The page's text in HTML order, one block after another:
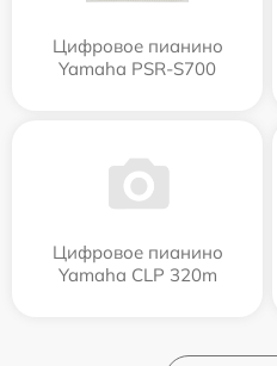
Цифровое пианино
Yamaha PSR-S700
Цифровое пианино
Yamaha CLP 320m